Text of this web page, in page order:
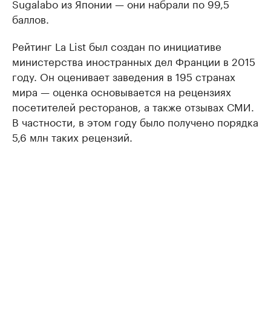
баллов.
Рейтинг La List был создан по инициативе
министерства иностранных дел Франции в 2015
году. Он оценивает заведения в 195 странах
мира — оценка основывается на рецензиях
посетителей ресторанов, а также отзывах СМИ.
В частности, в этом году было получено порядка
5,6 млн таких рецензий.